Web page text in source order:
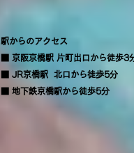
駅からのアクセス
■ 京阪京橋駅 片町出口から徒歩3
■ JR京橋駅 北口から徒歩5分
​■ 地下鉄京橋駅から徒歩5分